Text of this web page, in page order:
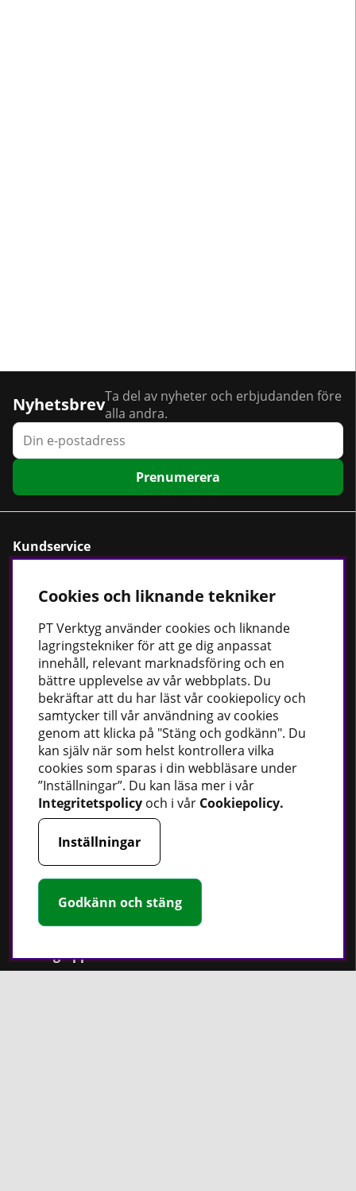
NyhetsbrevTa del av nyheter och erbjudanden före
alla andra.
Prenumerera
Kundservice
Kontaktformulär
Köpvillkor
Dataskyddspolicy
Bästsäljare
Fordonsbelysning
Uppvärmning
Fettsprutor
Strömförsörjning
Handskar
Rotationslasrar
Håll dig uppdaterad
Cookies och liknande tekniker
PTVerktyg använder cookies och liknande
lagringstekniker för att ge dig anpassat
innehåll, relevant marknadsföring och en
bättre upplevelse av vår webbplats. Du
bekräftar att du har läst vår cookiepolicy och
samtycker till vår användning av cookies
genom att klicka på "Stäng och godkänn". Du
kan själv när som helst kontrollera vilka
cookies som sparas i din webbläsare under
”Inställningar”. Du kan läsa mer i vår
Integritetspolicy och i vår Cookiepolicy.
Inställningar
Godkänn och stäng